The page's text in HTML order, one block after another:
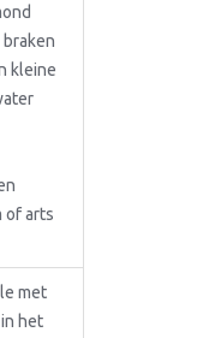
kleine
of arts
met
het